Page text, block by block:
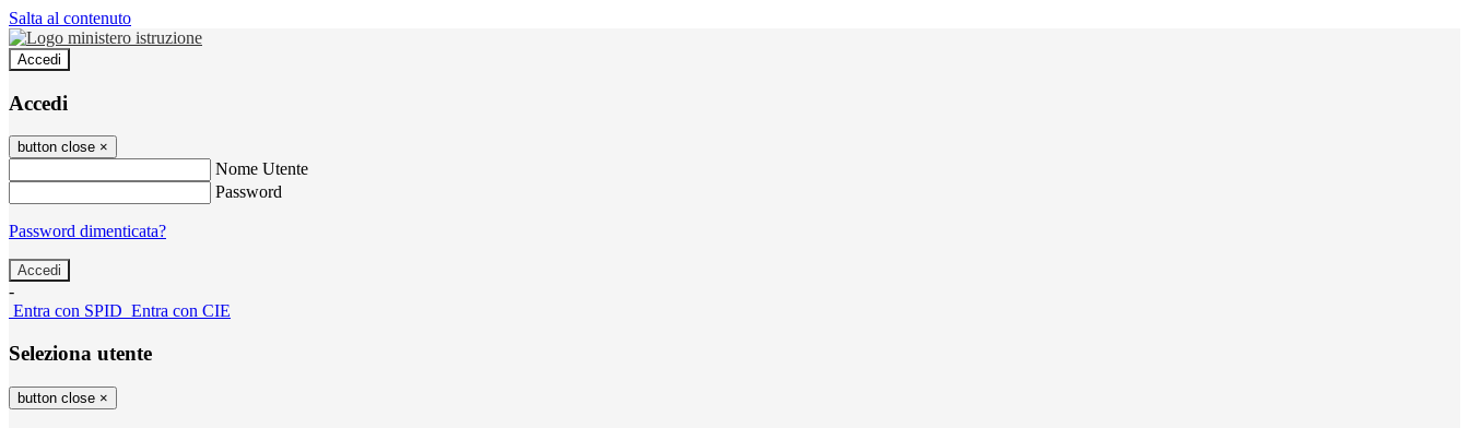
Salta al contenuto
Accedi
Accedi
button close ×
Nome Utente
Password
Password dimenticata?
-
Entra con SPID Entra con CIE
Seleziona utente
button close ×